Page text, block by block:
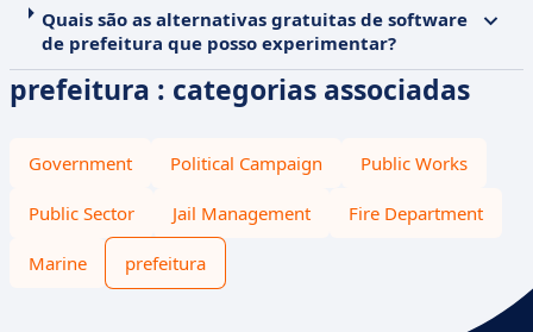
Quais são as alternativas gratuitas de software
de prefeitura que posso experimentar?
prefeitura : categorias associadas
Government Political Campaign Public Works
Public Sector Jail Management Fire Department
Marine prefeitura